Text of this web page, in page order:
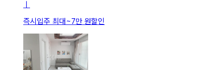
즉시입주 최대 ~7만 원할인